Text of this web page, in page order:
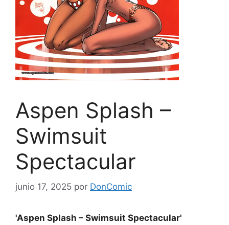
Aspen Splash –
Swimsuit
Spectacular
junio 17, 2025 por DonComic
'Aspen Splash – Swimsuit Spectacular'